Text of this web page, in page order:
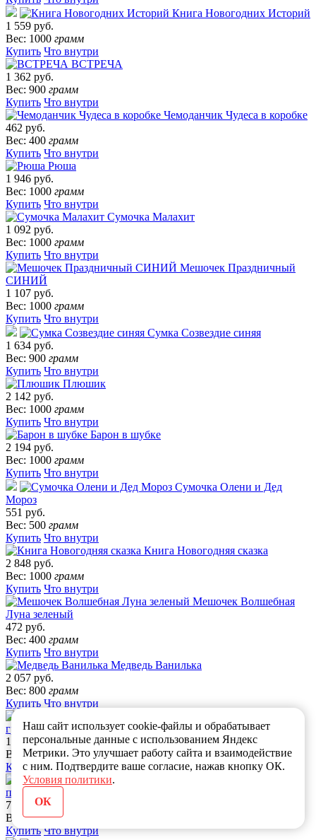
Книга Новогодних Историй
1 559 руб.
Вес: 1000 грамм
Купить Что внутри
ВСТРЕЧА
1 362 руб.
Вес: 900 грамм
Купить Что внутри
Чемоданчик Чудеса в коробке
462 руб.
Вес: 400 грамм
Купить Что внутри
Рюша
1 946 руб.
Вес: 1000 грамм
Купить Что внутри
Сумочка Малахит
1 092 руб.
Вес: 1000 грамм
Купить Что внутри
Мешочек Праздничный
СИНИЙ
1 107 руб.
Вес: 1000 грамм
Купить Что внутри
Сумка Созвездие синяя
1 634 руб.
Вес: 900 грамм
Купить Что внутри
Плюшик
2 142 руб.
Вес: 1000 грамм
Купить Что внутри
Барон в шубке
2 194 руб.
Вес: 1000 грамм
Купить Что внутри
Сумочка Олени и Дед
Мороз
551 руб.
Вес: 500 грамм
Купить Что внутри
Книга Новогодняя сказка
2 848 руб.
Вес: 1000 грамм
Купить Что внутри
Мешочек Волшебная
Луна зеленый
472 руб.
Вес: 400 грамм
Купить Что внутри
Медведь Ванилька
2 057 руб.
Вес: 800 грамм
Купить Что внутри
грамм
1 366 руб.
Вес: 1200грамм
Купить Что внутри
подарками!
738 руб.
Вес: 700грамм
Купить Что внутри
Наш сайт использует cookie-файлы и обрабатывает
персональные данные с использованием Яндекс
Метрики. Это улучшает работу сайта и взаимодействие
с ним. Подтвердите ваше согласие, нажав кнопку ОК.
Условия политики.
ОК